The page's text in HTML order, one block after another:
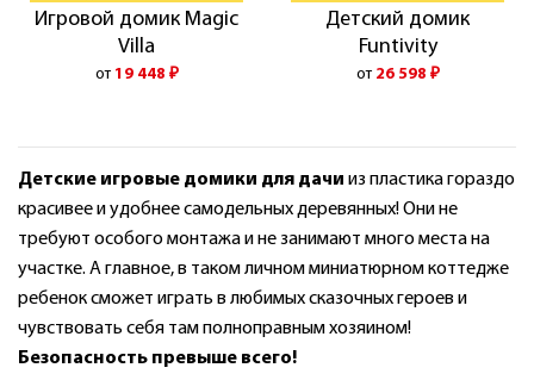
Игровой домик Magic
Villa
от 19 448 ₽
Детский домик
Funtivity
от 26 598 ₽
Детские игровые домики для дачи из пластика гораздо
красивее и удобнее самодельных деревянных! Они не
требуют особого монтажа и не занимают много места на
участке. А главное, в таком личном миниатюрном коттедже
ребенок сможет играть в любимых сказочных героев и
чувствовать себя там полноправным хозяином!
Безопасность превыше всего!